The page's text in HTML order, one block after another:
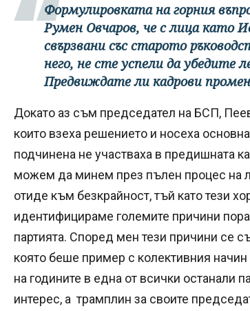
Формулировката на горния
Румен Овчаров, че с лица като
свързвани със старото
него, не сте успели да убедите
Предвиждате ли кадрови
Докато аз съм председател на БСП,
които взеха решението и носеха
подчинена не участваха в предишната
можем да минем през пълен процес на
отиде към безкрайност, тъй като тези
идентифицираме големите причини
партията. Според мен тези причини се
която беше пример с колективния
на годините в една от всички останали
интерес, а трамплин за своите